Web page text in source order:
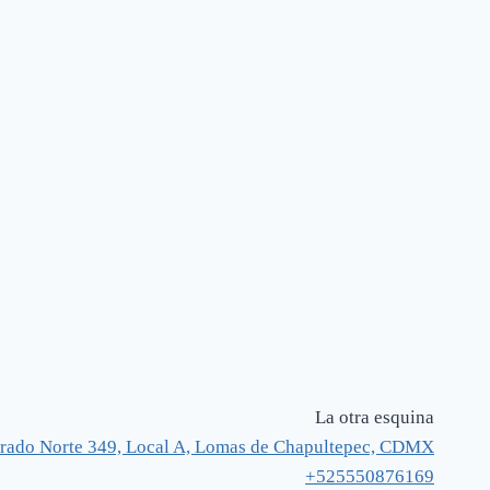
La otra esquina
Norte 349, Local A, Lomas de Chapultepec, CDMX
+525550876169